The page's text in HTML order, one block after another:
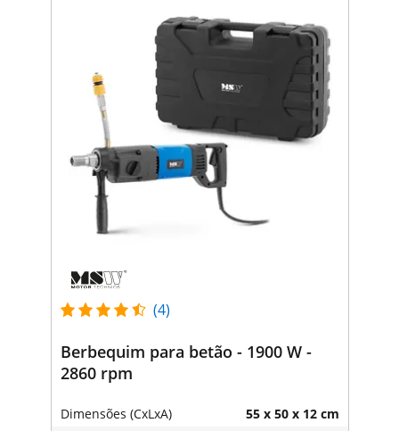
(4)
Berbequim para betão - 1900 W -
2860 rpm
Dimensões (CxLxA) 55 x 50 x 12 cm